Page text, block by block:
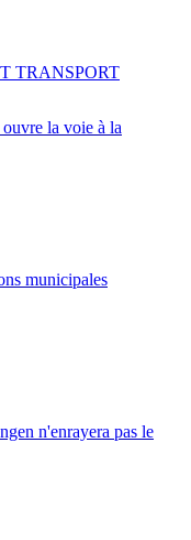
la voie à la
TRANSPORT
municipales
n'enrayera pas le